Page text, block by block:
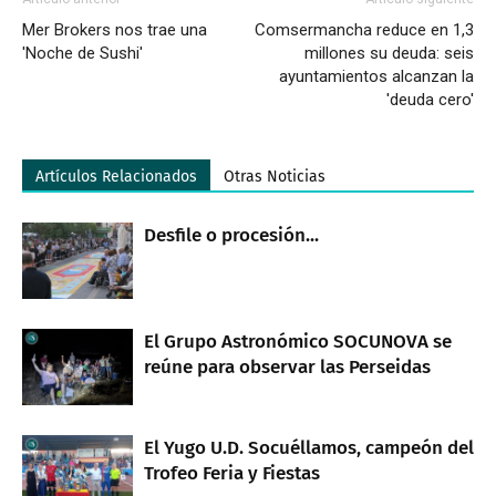
Mer Brokers nos trae una
'Noche de Sushi'
Comsermancha reduce en 1,3
millones su deuda: seis
ayuntamientos alcanzan la
'deuda cero'
Artículos Relacionados Otras Noticias
Desfile o procesión...
El Grupo Astronómico SOCUNOVA se
reúne para observar las Perseidas
El Yugo U.D. Socuéllamos, campeón del
Trofeo Feria y Fiestas